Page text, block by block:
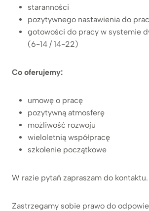
staranności
pozytywnego nastawienia do
gotowości do pracy w systemie
(6-14 / 14-22)
Co oferujemy:
umowę o pracę
pozytywną atmosferę
możliwość rozwoju
wieloletnią współpracę
szkolenie początkowe
W razie pytań zapraszam do kontaktu.
Zastrzegamy sobie prawo do